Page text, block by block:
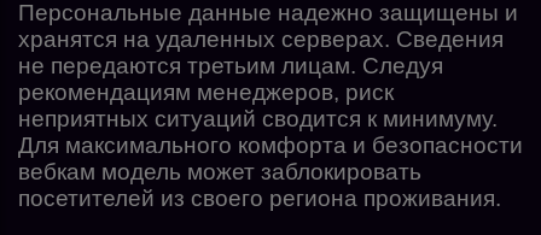
Персональные данные надежно защищены и
хранятся на удаленных серверах. Сведения
не передаются третьим лицам. Следуя
рекомендациям менеджеров, риск
неприятных ситуаций сводится к минимуму.
Для максимального комфорта и безопасности
вебкам модель может заблокировать
посетителей из своего региона проживания.